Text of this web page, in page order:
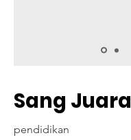
Sang Juara
pendidikan